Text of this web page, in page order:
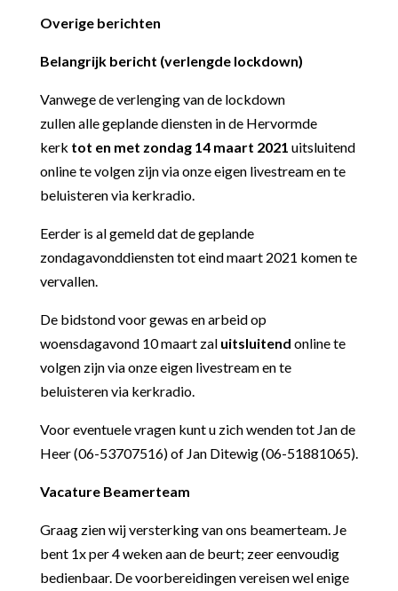
Overige berichten
Belangrijk bericht (verlengde lockdown)
Vanwege de verlenging van de lockdown
zullen alle geplande diensten in de Hervormde
kerk tot en met zondag 14 maart 2021 uitsluitend
online te volgen zijn via onze eigen livestream en te
beluisteren via kerkradio.
Eerder is al gemeld dat de geplande
zondagavonddiensten tot eind maart 2021 komen te
vervallen.
De bidstond voor gewas en arbeid op
woensdagavond 10 maart zal uitsluitend online te
volgen zijn via onze eigen livestream en te
beluisteren via kerkradio.
Voor eventuele vragen kunt u zich wenden tot Jan de
Heer (06-53707516) of Jan Ditewig (06-51881065).
Vacature Beamerteam
Graag zien wij versterking van ons beamerteam. Je
bent 1x per 4 weken aan de beurt; zeer eenvoudig
bedienbaar. De voorbereidingen vereisen wel enige